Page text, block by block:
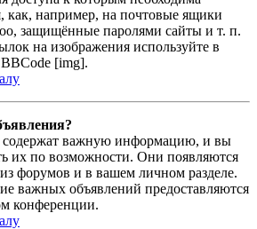
как, например, на почтовые ящики
защищённые паролями сайты и т. п.
на изображения используйте в
[img].
содержат важную информацию, и вы
их по возможности. Они появляются
форумов и в вашем личном разделе.
важных объявлений предоставляются
конференции.